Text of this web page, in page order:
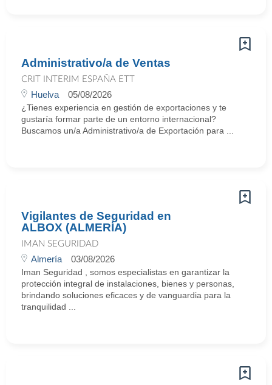
Administrativo/a de Ventas
CRIT INTERIM ESPAÑA ETT
Huelva 05/08/2026
¿Tienes experiencia en gestión de exportaciones y te
gustaría formar parte de un entorno internacional?
Buscamos un/a Administrativo/a de Exportación para ...
Vigilantes de Seguridad en
ALBOX (ALMERÍA)
IMAN SEGURIDAD
Almería 03/08/2026
Iman Seguridad , somos especialistas en garantizar la
protección integral de instalaciones, bienes y personas,
brindando soluciones eficaces y de vanguardia para la
tranquilidad ...